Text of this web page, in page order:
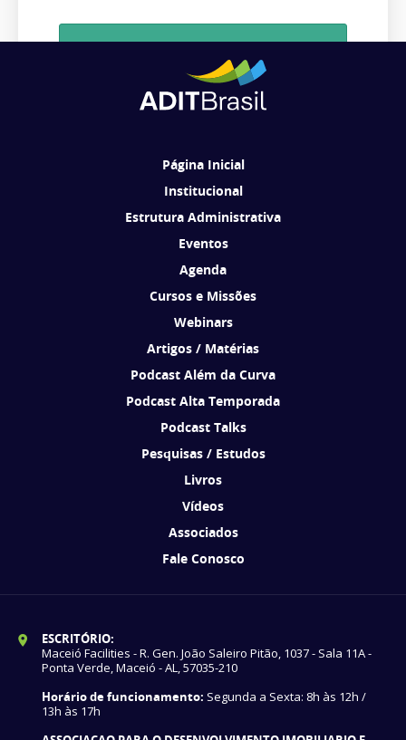
Ao se cadastrar, você concorda em receber comunicações da ADIT
Página Inicial
Institucional
Estrutura Administrativa
Eventos
Agenda
Cursos e Missões
Webinars
Artigos / Matérias
Podcast Além da Curva
Podcast Alta Temporada
Podcast Talks
Pesquisas / Estudos
Livros
Vídeos
Associados
Fale Conosco
ESCRITÓRIO:
Maceió Facilities - R. Gen. João Saleiro Pitão, 1037 - Sala 11A -
Ponta Verde, Maceió - AL, 57035-210
Horário de funcionamento: Segunda a Sexta: 8h às 12h /
13h às 17h